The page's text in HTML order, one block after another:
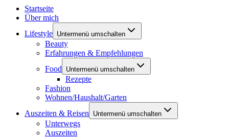
Startseite
Über mich
Lifestyle Untermenü umschalten
Beauty
Erfahrungen & Empfehlungen
Food
Untermenü umschalten
Rezepte
Fashion
Wohnen/Haushalt/Garten
Auszeiten & Reisen
Untermenü umschalten
Unterwegs
Auszeiten